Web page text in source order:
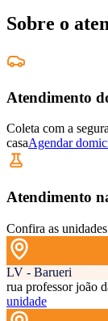
Sobre o
Atendimento
Coleta com a
casaAgendar
Atendimento
Confira as
LV - Barueri
rua professor joão
unidade